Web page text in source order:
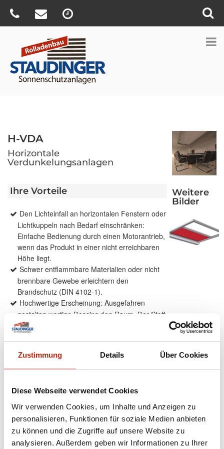
Zustimmung Details Über Cookies
Diese Webseite verwendet Cookies
Wir verwenden Cookies, um Inhalte und Anzeigen zu
personalisieren, Funktionen für soziale Medien anbieten
zu können und die Zugriffe auf unsere Website zu
analysieren. Außerdem geben wir Informationen zu Ihrer
H-VDA
Horizontale
Verdunkelungsanlagen
Ihre Vorteile
Den Lichteinfall an horizontalen Fenstern oder
Lichtkuppeln nach Bedarf einschränken:
Einfache Bedienung durch einen Motorantrieb,
wenn das Produkt in einer nicht erreichbaren
Höhe liegt.
Schwer entflammbare Materialien oder nicht
brennbare Gewebe erleichtern den
Brandschutz (DIN 4102-1).
Hochwertige Erscheinung: Ausgefahren
gestalten wertige Dessins den Raum. Der Stoff
wickelt sich innerhalb der Kassette auf und ist
in eingefahrenem Zustand nicht sichtbar.
max. Breite: 3.000 mm
max. Höhe: 4.000 mm
Bedienung: Motor
Führung: Führungsschienen
Weitere
Bilder